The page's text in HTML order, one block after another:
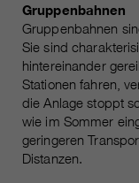
Gruppenbahnen
Gruppenbahnen
Sie sind
hintereinander
Stationen fahren,
die Anlage stoppt
wie im Sommer
geringeren
Distanzen.